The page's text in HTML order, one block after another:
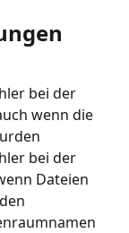
bei der
wenn die
bei der
Dateien